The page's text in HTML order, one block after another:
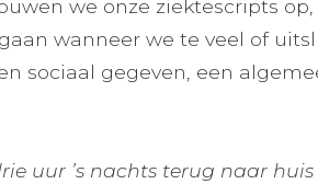
we onze ziektescripts
wanneer we te veel of
sociaal gegeven, een
uur ’s nachts terug naar